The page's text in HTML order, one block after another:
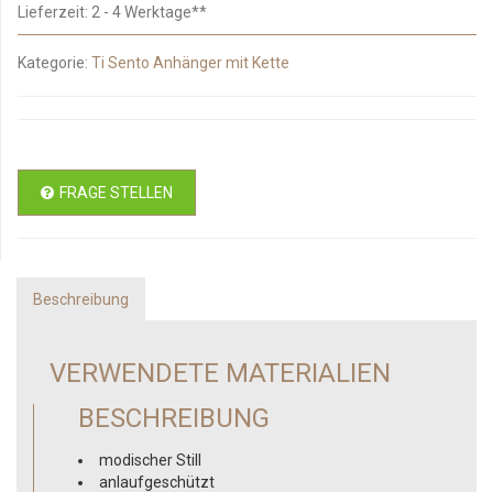
Lieferzeit: 2 - 4 Werktage**
Kategorie: Ti Sento Anhänger mit Kette
FRAGE STELLEN
Beschreibung
VERWENDETE MATERIALIEN
BESCHREIBUNG
modischer Still
anlaufgeschützt